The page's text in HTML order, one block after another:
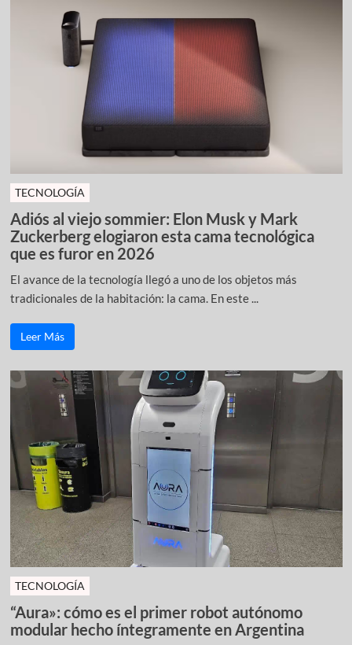
TECNOLOGÍA
Adiós al viejo sommier: Elon Musk y Mark
Zuckerberg elogiaron esta cama tecnológica
que es furor en 2026
El avance de la tecnología llegó a uno de los objetos más
tradicionales de la habitación: la cama. En este ...
Leer Más
TECNOLOGÍA
“Aura»: cómo es el primer robot autónomo
modular hecho íntegramente en Argentina